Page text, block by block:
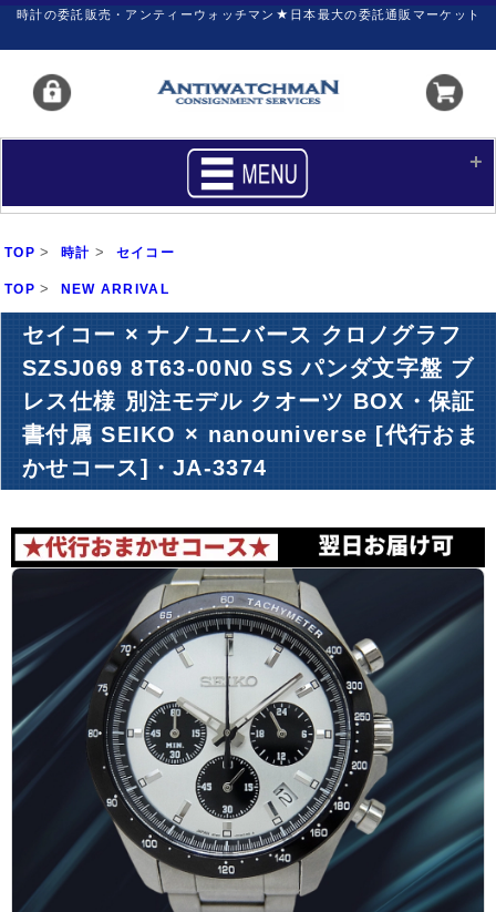
時計の委託販売・アンティーウォッチマン★日本最大の委託通販マーケット
買いたい
サポート マイページ
新着リスト 価格ダウン
価格の交渉 時計の修理
カレンダープライス ファイナルボックス
TOP > 時計 > セイコー
TOP > NEW ARRIVAL
セイコー × ナノユニバース クロノグラフ
SZSJ069 8T63-00N0 SS パンダ文字盤 ブ
レス仕様 別注モデル クオーツ BOX・保証
書付属 SEIKO × nanouniverse [代行おま
かせコース]・JA-3374